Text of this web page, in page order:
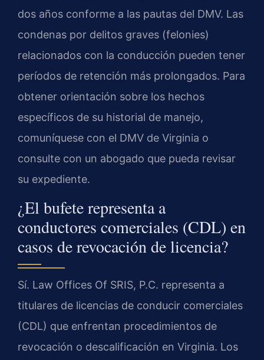
dos años conforme a las pautas del DMV. Las
condenas por delitos graves (felonies)
relacionados con la conducción pueden tener
períodos de retención más prolongados. Para
obtener orientación sobre los hechos
específicos de su historial de manejo,
comuníquese con el DMV de Virginia o
consulte con un abogado que pueda revisar
su expediente.
¿El bufete representa a
conductores comerciales (CDL) en
casos de revocación de licencia?
Sí. Law Offices Of SRIS, P.C. representa a
titulares de licencias de conducir comerciales
(CDL) que enfrentan procedimientos de
revocación o descalificación en Virginia. Los